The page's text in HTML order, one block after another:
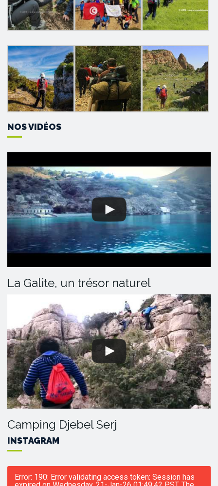
NOS VIDÉOS
La Galite, un trésor naturel
Camping Djebel Serj
INSTAGRAM
Error: 190: Error validating access token: Session has